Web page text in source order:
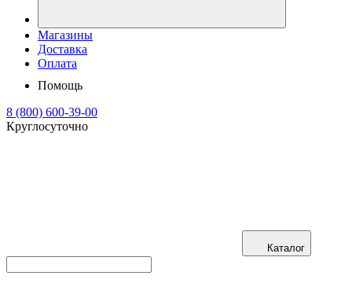
Магазины
Доставка
Оплата
Помощь
8 (800) 600-39-00
Круглосуточно
Каталог